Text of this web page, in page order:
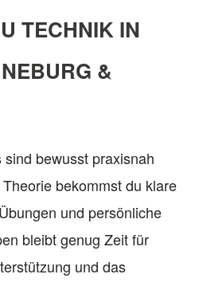
TECHNIK IN
&
bewusst praxisnah
bekommst du klare
und persönliche
bleibt genug Zeit für
und das